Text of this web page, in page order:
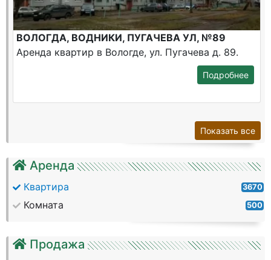
Аренда
Квартира 3670
Комната 500
Продажа
ВОЛОГДА, ВОДНИКИ, ПУГАЧЕВА УЛ, №89
Аренда квартир в Вологде, ул. Пугачева д. 89.
Подробнее
Показать все